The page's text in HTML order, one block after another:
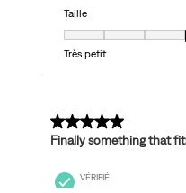
Taille
Taille, 4 sur 7, où 1 est
Très petit
5 sur 5 étoiles.
Finally something that
VÉRIFIÉ